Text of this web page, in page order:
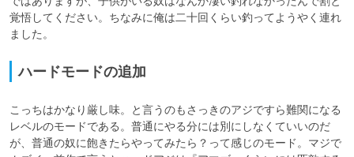
覚悟してください。ちなみに俺は二十回くらい釣ってようやく連れ
ハードモードの追加
こっちはかなり厳し味。と言うのもさっきのアジですら難関になる
レベルのモードである。普通にやる分には別にしなくていいのだ
が、普通の奴に飽きたらやってみたら？って感じのモード。マジで